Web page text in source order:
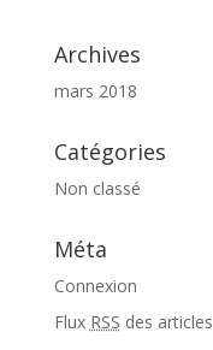
Archives
mars 2018
Catégories
Non classé
Méta
Connexion
Flux RSS des articles